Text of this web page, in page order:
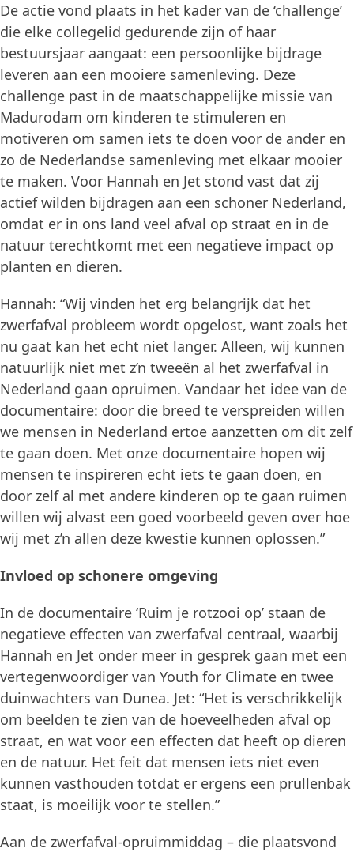
De actie vond plaats in het kader van de ‘challenge’
die elke collegelid gedurende zijn of haar
bestuursjaar aangaat: een persoonlijke bijdrage
leveren aan een mooiere samenleving. Deze
challenge past in de maatschappelijke missie van
Madurodam om kinderen te stimuleren en
motiveren om samen iets te doen voor de ander en
zo de Nederlandse samenleving met elkaar mooier
te maken. Voor Hannah en Jet stond vast dat zij
actief wilden bijdragen aan een schoner Nederland,
omdat er in ons land veel afval op straat en in de
natuur terechtkomt met een negatieve impact op
planten en dieren.
Hannah: “Wij vinden het erg belangrijk dat het
zwerfafval probleem wordt opgelost, want zoals het
nu gaat kan het echt niet langer. Alleen, wij kunnen
natuurlijk niet met z’n tweeën al het zwerfafval in
Nederland gaan opruimen. Vandaar het idee van de
documentaire: door die breed te verspreiden willen
we mensen in Nederland ertoe aanzetten om dit zelf
te gaan doen. Met onze documentaire hopen wij
mensen te inspireren echt iets te gaan doen, en
door zelf al met andere kinderen op te gaan ruimen
willen wij alvast een goed voorbeeld geven over hoe
wij met z’n allen deze kwestie kunnen oplossen.”
Invloed op schonere omgeving
In de documentaire ‘Ruim je rotzooi op’ staan de
negatieve effecten van zwerfafval centraal, waarbij
Hannah en Jet onder meer in gesprek gaan met een
vertegenwoordiger van Youth for Climate en twee
duinwachters van Dunea. Jet: “Het is verschrikkelijk
om beelden te zien van de hoeveelheden afval op
straat, en wat voor een effecten dat heeft op dieren
en de natuur. Het feit dat mensen iets niet even
kunnen vasthouden totdat er ergens een prullenbak
staat, is moeilijk voor te stellen.”
Aan de zwerfafval-opruimmiddag – die plaatsvond